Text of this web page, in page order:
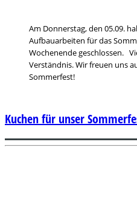
Am Donnerstag, den 05.09.
Aufbauarbeiten für das
Wochenende geschlossen.
Verständnis. Wir freuen uns
Sommerfest!
Kuchen für unser